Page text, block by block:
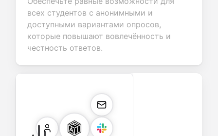
всех студентов с анонимными и
доступными вариантами опросов,
которые повышают вовлечённость и
честность ответов.